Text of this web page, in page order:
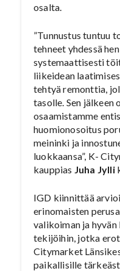
osalta.
”Tunnustus tuntuu
tehneet yhdessä
systemaattisesti
liikeidean
tehtyä remonttia,
tasolle. Sen jälkeen
osaamistamme
huomionosoitus
meininki ja
luokkaansa”, K-
kauppias Juha Jylli
IGD kiinnittää
erinomaisten
valikoiman ja
tekijöihin, jotka
Citymarket
paikallisille